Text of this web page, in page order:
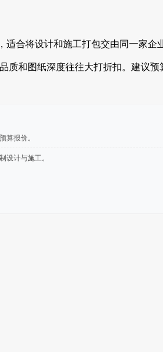
合将设计和施工打包交由同一家企
质和图纸深度往往大打折扣。建议
算报价。
设计与施工。